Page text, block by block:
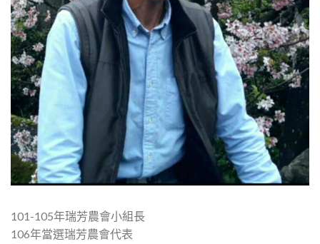
101-105年瑞芳農會小組長
106年當選瑞芳農會代表